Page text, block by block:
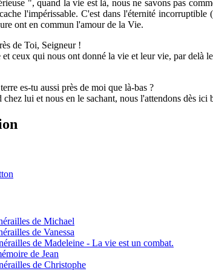
", quand la vie est là, nous ne savons pas
l'impérissable. C'est dans l'éternité
ont en commun l'amour de la Vie.
de Toi, Seigneur !
ceux qui nous ont donné la vie et leur vie, par delà
es-tu aussi près de moi que là-bas ?
lui et nous en le sachant, nous l'attendons dès
de Michael
de Vanessa
de Madeleine - La vie est un combat.
de Jean
de Christophe